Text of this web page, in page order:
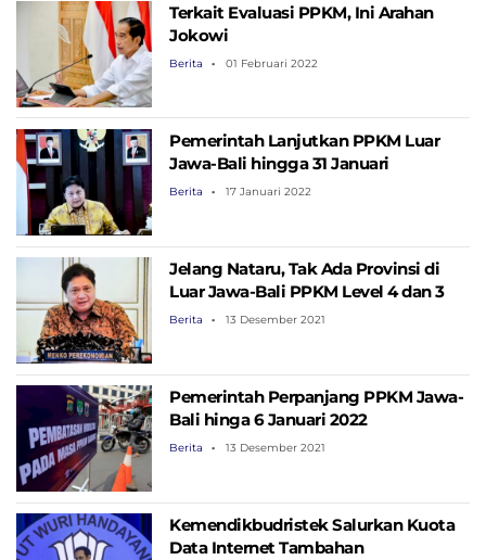
Terkait Evaluasi PPKM, Ini Arahan
Jokowi
Berita 01 Februari 2022
Pemerintah Lanjutkan PPKM Luar
Jawa-Bali hingga 31 Januari
Berita 17 Januari 2022
Jelang Nataru, Tak Ada Provinsi di
Luar Jawa-Bali PPKM Level 4 dan 3
Berita 13 Desember 2021
Pemerintah Perpanjang PPKM Jawa-
Bali hinga 6 Januari 2022
Berita 13 Desember 2021
Kemendikbudristek Salurkan Kuota
Data Internet Tambahan